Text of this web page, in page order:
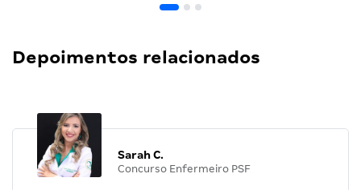
Depoimentos relacionados
Sarah C.
Concurso Enfermeiro PSF